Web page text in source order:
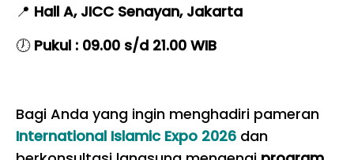
📍 Hall A, JICC Senayan, Jakarta
🕖 Pukul : 09.00 s/d 21.00 WIB
Bagi Anda yang ingin menghadiri pameran
International Islamic Expo 2026 dan